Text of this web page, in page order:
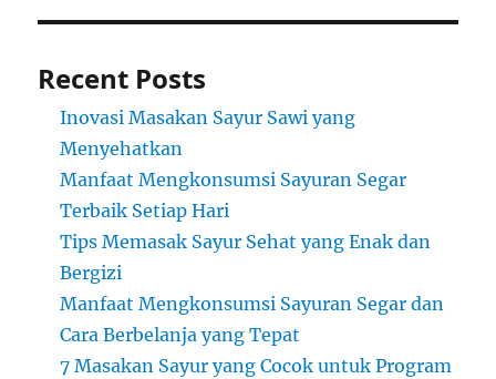
Recent Posts
Inovasi Masakan Sayur Sawi yang
Menyehatkan
Manfaat Mengkonsumsi Sayuran Segar
Terbaik Setiap Hari
Tips Memasak Sayur Sehat yang Enak dan
Bergizi
Manfaat Mengkonsumsi Sayuran Segar dan
Cara Berbelanja yang Tepat
7 Masakan Sayur yang Cocok untuk Program